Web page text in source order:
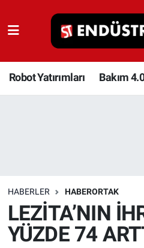
Robot Yatırımları Bakım 4.0
HABERLER HABERORTAK
LEZİTA’NIN
YÜZDE 74
Robot Yatırımları
Bakım 4.0
Depolama Çözümleri
İnşaat ve Malzeme